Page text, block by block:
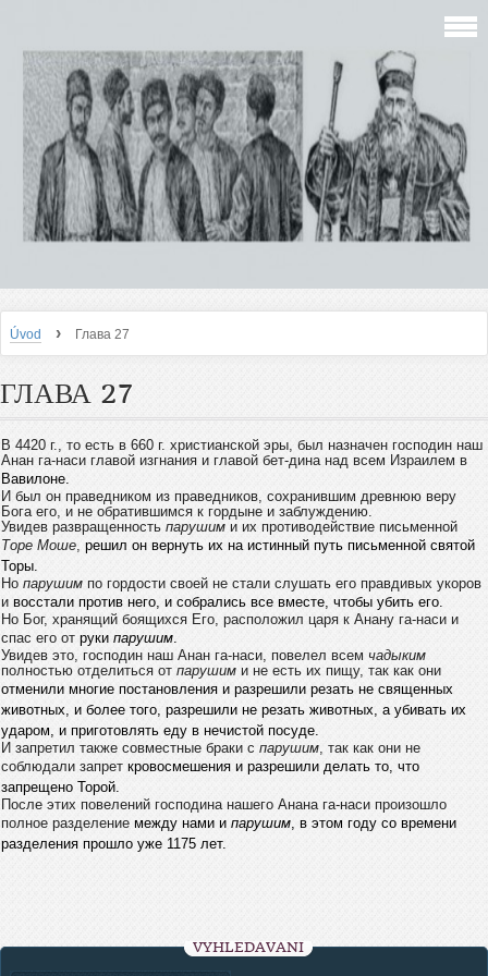
Úvod › Глава 27
ГЛАВА 27
В 4420 г., то есть в 660 г. христианской эры, был назначен господин наш
Анан га-наси главой изгнания и главой бет-дина над всем Израилем в
Вавилоне.
И был он праведником из праведников, сохранившим древнюю веру
Бога его, и не обратившимся к гордыне и заблуждению.
Увидев развращенность парушим и их противодействие письменной
Торе Моше, решил он вернуть их на истинный путь письменной святой
Торы.
Но парушим по гордости своей не стали слушать его правдивых укоров
и восстали против него, и собрались все вместе, чтобы убить его.
Но Бог, хранящий боящихся Его, расположил царя к Анану га-наси и
спас его от руки парушим.
Увидев это, господин наш Анан га-наси, повелел всем чадыким
полностью отделиться от парушим и не есть их пищу, так как они
отменили многие постановления и разрешили резать не священных
животных, и более того, разрешили не резать животных, а убивать их
ударом, и приготовлять еду в нечистой посуде.
И запретил также совместные браки с парушим, так как они не
соблюдали запрет кровосмешения и разрешили делать то, что
запрещено Торой.
После этих повелений господина нашего Анана га-наси произошло
полное разделение между нами и парушим, в этом году со времени
разделения прошло уже 1175 лет.
VYHLEDÁVÁNÍ